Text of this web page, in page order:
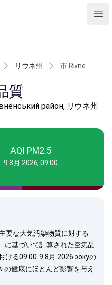
リウネ州 市 Rivne
質
район, リウネ州
AQI PM2.5
9 8月 2026, 09:00
要な大気汚染物質に対する
に基づいて計算された空気品
ける09:00, 9 8月 2026 рокуの
の健康にほとんど影響を与え